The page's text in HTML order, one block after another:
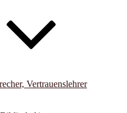
Vertrauenslehrer